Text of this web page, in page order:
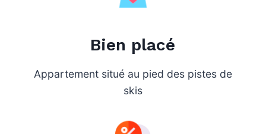
Bien placé
Appartement situé au pied des pistes de
skis